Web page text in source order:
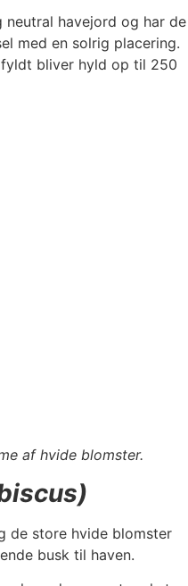
neutral havejord og har de
med en solrig placering.
bliver hyld op til 250
af hvide blomster.
de store hvide blomster
busk til haven.